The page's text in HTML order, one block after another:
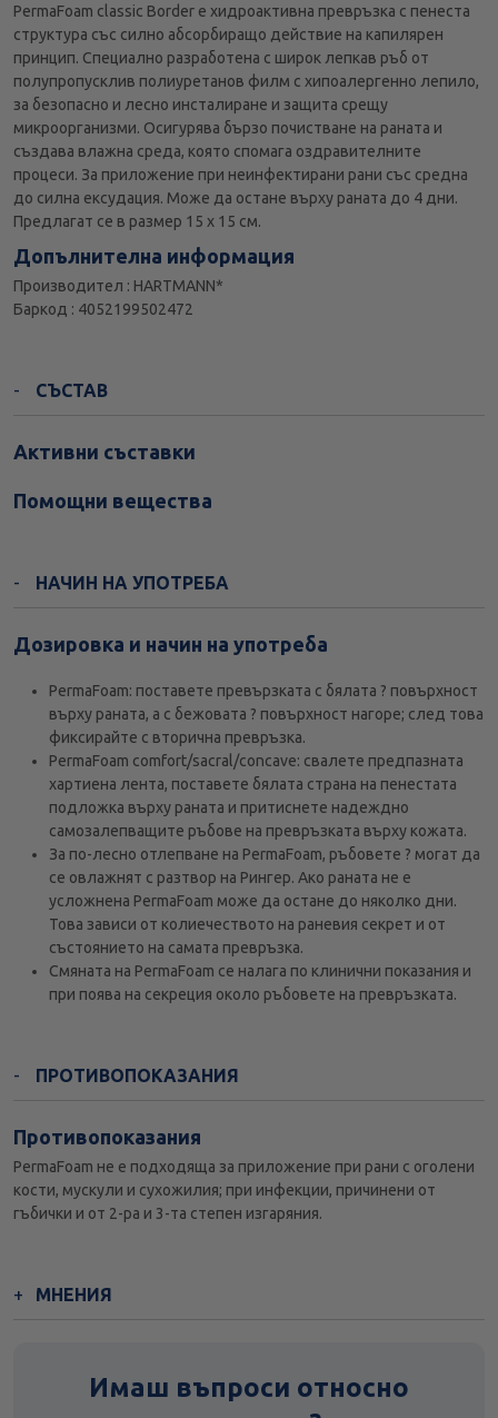
PermaFoam classic Border е хидроактивна превръзка с пенеста
структура със силно абсорбиращо действие на капилярен
принцип. Специално разработена с широк лепкав ръб от
полупропусклив полиуретанов филм с хипоалергенно лепило,
за безопасно и лесно инсталиране и защита срещу
микроорганизми. Осигурява бързо почистване на раната и
създава влажна среда, която спомага оздравителните
процеси. За приложение при неинфектирани рани със средна
до силна ексудация. Може да остане върху раната до 4 дни.
Предлагат се в размер 15 х 15 см.
Допълнителна информация
Производител : HARTMANN*
Баркод : 4052199502472
СЪСТАВ
Активни съставки
Помощни вещества
НАЧИН НА УПОТРЕБА
Дозировка и начин на употреба
PermaFoam: поставете превързката с бялата ? повърхност
върху раната, а с бежовата ? повърхност нагоре; след това
фиксирайте с вторична превръзка.
PermaFoam comfort/sacral/concave: свалете предпазната
хартиена лента, поставете бялата страна на пенестата
подложка върху раната и притиснете надеждно
самозалепващите ръбове на превръзката върху кожата.
За по-лесно отлепване на PermaFoam, ръбовете ? могат да
се овлажнят с разтвор на Рингер. Ако раната не е
усложнена PermaFoam може да остане до няколко дни.
Това зависи от колиечеството на раневия секрет и от
състоянието на самата превръзка.
Смяната на PermaFoam се налага по клинични показания и
при поява на секреция около ръбовете на превръзката.
ПРОТИВОПОКАЗАНИЯ
Противопоказания
PermaFoam не е подходяща за приложение при рани с оголени
кости, мускули и сухожилия; при инфекции, причинени от
гъбички и от 2-ра и 3-та степен изгаряния.
МНЕНИЯ
Имаш въпроси относно